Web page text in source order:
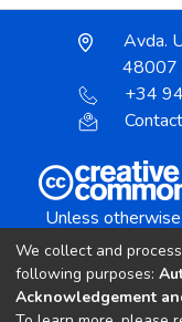
Avda.
48007
+34
Contact
Unless
Creative
We collect and
following purposes:
Acknowledgement